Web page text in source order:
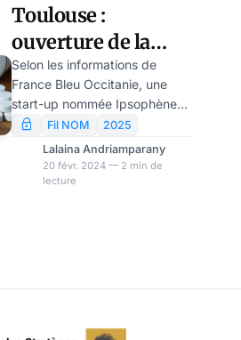
Toulouse :
ouverture de la
première usine
européenne de
paracétamol en
2025
Selon les informations de
France Bleu Occitanie, une
start-up nommée Ipsophène
va ouvrir une usine de
production de paracétamol au
sud de Toulouse, sur le site de
l’Oncopole, à compter du
Fil NOM
2025
Lalaina Andriamparany
20 févr. 2024 — 2 min de
lecture